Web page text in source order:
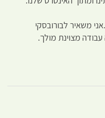
300 הרבנים-לא 50….אני משאיר לבורובסקי
מצוינת מולך.